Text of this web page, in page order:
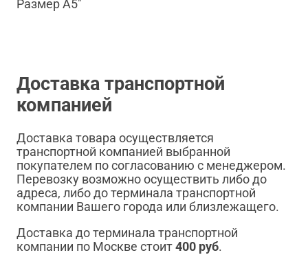
Размер А5"
Доставка транспортной
компанией
Доставка товара осуществляется
транспортной компанией выбранной
покупателем по согласованию с менеджером.
Перевозку возможно осуществить либо до
адреса, либо до терминала транспортной
компании Вашего города или близлежащего.
Доставка до терминала транспортной
компании по Москве стоит400 руб.